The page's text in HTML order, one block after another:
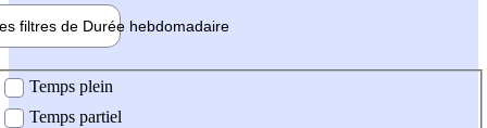
filtres de Durée hebdomadaire
Temps plein
Temps partiel